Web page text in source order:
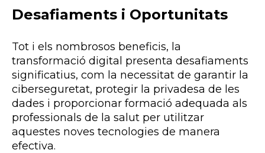
Desafiaments i Oportunitats
Tot i els nombrosos beneficis, la
transformació digital presenta desafiaments
significatius, com la necessitat de garantir la
ciberseguretat, protegir la privadesa de les
dades i proporcionar formació adequada als
professionals de la salut per utilitzar
aquestes noves tecnologies de manera
efectiva.